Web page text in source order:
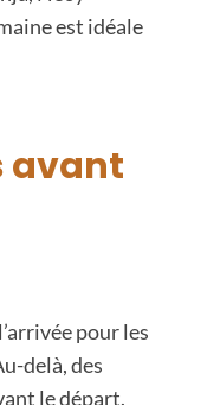
est idéale
avant
pour les
delà, des
le départ.